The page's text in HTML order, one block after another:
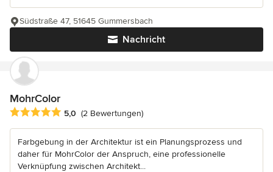
Nachricht
Südstraße 47, 51645 Gummersbach
MohrColor
Durchschnittliche Bewertung: 5 von 5 Sternen
5,0 (2 Bewertungen)
Farbgebung in der Architektur ist ein Planungsprozess und
daher für MohrColor der Anspruch, eine professionelle
Verknüpfung zwischen Architekt...